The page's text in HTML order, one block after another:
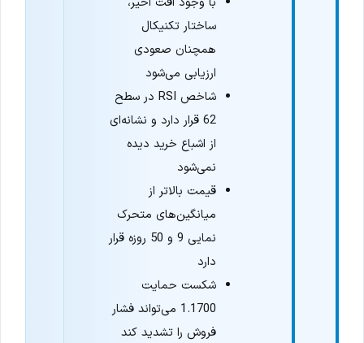
ساختار تکنیکال
همچنان صعودی
ارزیابی می‌شود
شاخص RSI در سطح
62 قرار دارد و نشانه‌ای
از اشباع خرید دیده
نمی‌شود
قیمت بالاتر از
میانگین‌های متحرک
نمایی 9 و 50 روزه قرار
دارد
شکست حمایت
1.1700 می‌تواند فشار
فروش را تشدید کند